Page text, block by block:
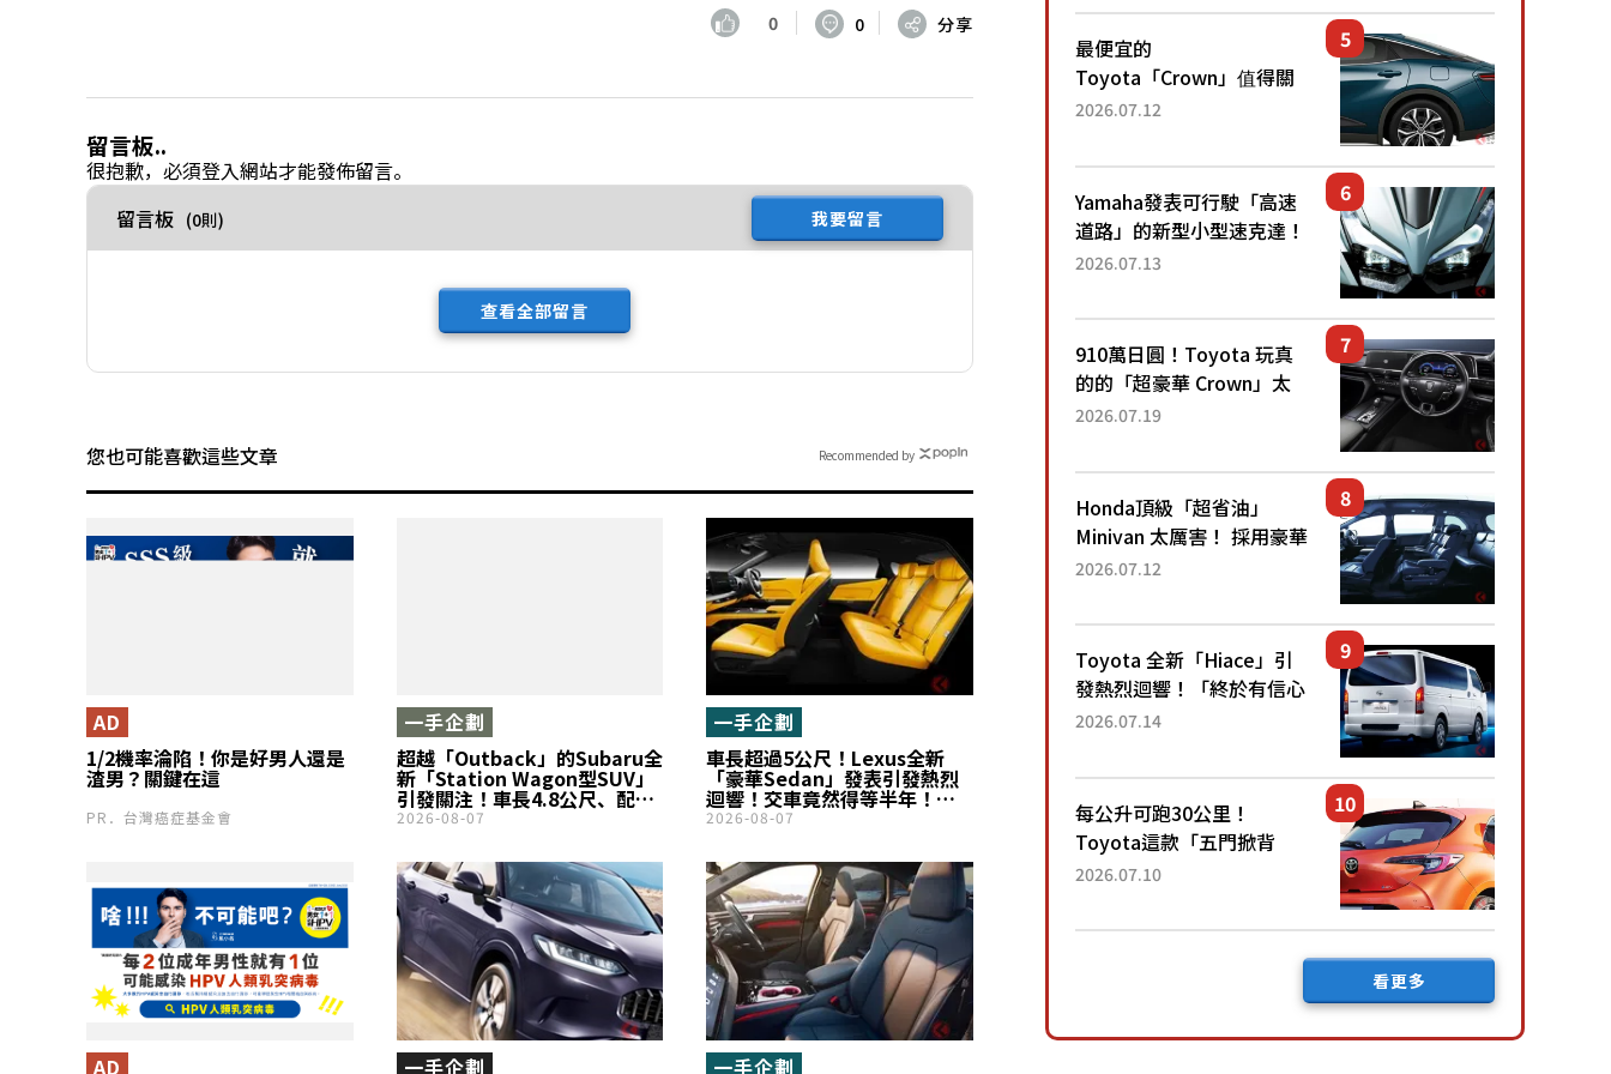
0 0 分享
留言板..
很抱歉，必須登入網站才能發佈留言。
留言板 (0則) 我要留言
查看全部留言
您也可能喜歡這些文章
1/2機率淪陷！你是好男人還是
渣男？關鍵在這
AD
PR．台灣癌症基金會
超越「Outback」的Subaru全
新「Station Wagon型SUV」
引發關注！車長4.8公尺、配備
大容量行李廂！搭載380匹馬力
竟是什麼樣的車？
一手企劃
2026-08-07
車長超過5公尺！Lexus全新
「豪華Sedan」發表引發熱烈
迴響！交車竟然得等半年！
「前衛又帥氣！」成為熱門話
Reclining座椅也是一大亮點，
全新「ES」在經銷商端的真實
評價究竟如何？
一手企劃
2026-08-07
AD 一手企劃 一手企劃
Recommended by
還推出467萬元日圓起的5
人座版...
最便宜的
Toyota「Crown」值得關
注！ 搭載4WD、每公升
眼！ 配備豐富、超越售價
水準，堪稱高CP值代表的
「...
2026.07.12
Yamaha發表可行駛「高速
道路」的新型小型速克達！
搭載能享受超強勁「渦輪
高階「Super Sport」車款
相同的...
2026.07.13
910萬日圓！Toyota 玩真
的的「超豪華 Crown」太
厲害了！採用由「匠人技
運動化「底盤設定」！還配
備專屬豪華...
2026.07.19
Honda頂級「超省油」
Minivan 太厲害！ 採用豪華
「真皮座椅」與專屬「黑色
公里，兼具優異節能表現與
舒適「三...
2026.07.12
Toyota 全新「Hiace」引
發熱烈迴響！「終於有信心
下訂了！」「哪個等級交車
後竟然還要等「超過半年」
才能交車？...
2026.07.14
每公升可跑30公里！
Toyota這款「五門掀背
車」真的很厲害！ 擁有全
尺寸」，配備全面升級！
2026.07.10
看更多